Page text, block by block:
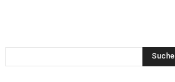
Suche